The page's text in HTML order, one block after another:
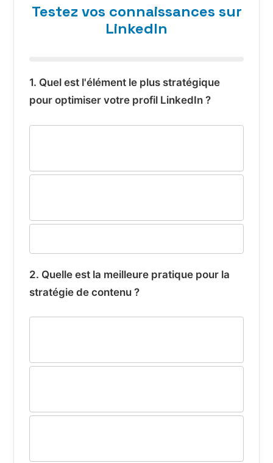
Testez vos connaissances sur
LinkedIn
1. Quel est l'élément le plus stratégique
pour optimiser votre profil LinkedIn ?
2. Quelle est la meilleure pratique pour la
stratégie de contenu ?